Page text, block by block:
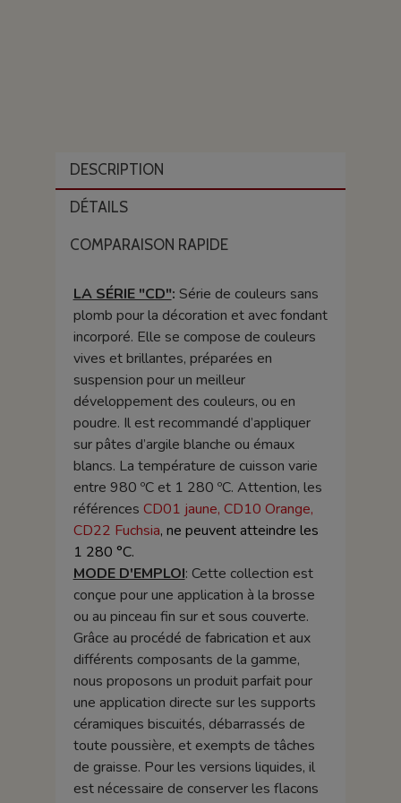
DESCRIPTION
DÉTAILS
COMPARAISON RAPIDE
LA SÉRIE "CD": Série de couleurs sans
plomb pour la décoration et avec fondant
incorporé. Elle se compose de couleurs
vives et brillantes, préparées en
suspension pour un meilleur
développement des couleurs, ou en
poudre. Il est recommandé d’appliquer
sur pâtes d’argile blanche ou émaux
blancs. La température de cuisson varie
entre 980 ºC et 1 280 ºC. Attention, les
références CD01 jaune, CD10 Orange,
CD22 Fuchsia, ne peuvent atteindre les
1 280 °C.
MODE D'EMPLOI: Cette collection est
conçue pour une application à la brosse
ou au pinceau fin sur et sous couverte.
Grâce au procédé de fabrication et aux
différents composants de la gamme,
nous proposons un produit parfait pour
une application directe sur les supports
céramiques biscuités, débarrassés de
toute poussière, et exempts de tâches
de graisse. Pour les versions liquides, il
est nécessaire de conserver les flacons